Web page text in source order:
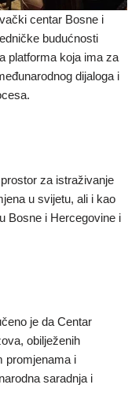
centar Bosne i
budućnosti
platforma koja ima za
dijaloga i
za istraživanje
u svijetu, ali i kao
Bosne i Hercegovine i
je da Centar
obilježenih
promjenama i
saradnja i